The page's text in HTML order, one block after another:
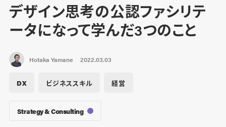
デザイン思考の公認ファシリテ
ータになって学んだ3つのこと
Hotaka Yamane 2022.03.03
DX ビジネススキル 経営
Strategy & Consulting